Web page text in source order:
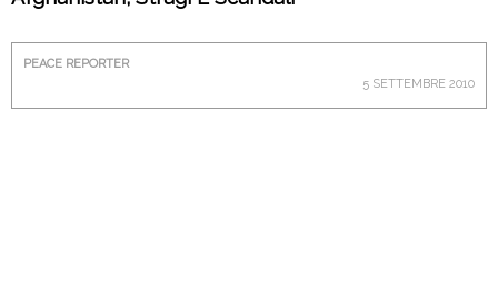
PEACE REPORTER
5 SETTEMBRE 2010